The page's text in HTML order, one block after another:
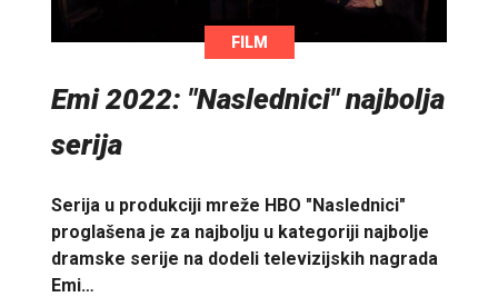
FILM
Emi 2022: "Naslednici" najbolja
serija
Serija u produkciji mreže HBO "Naslednici"
proglašena je za najbolju u kategoriji najbolje
dramske serije na dodeli televizijskih nagrada
Emi…